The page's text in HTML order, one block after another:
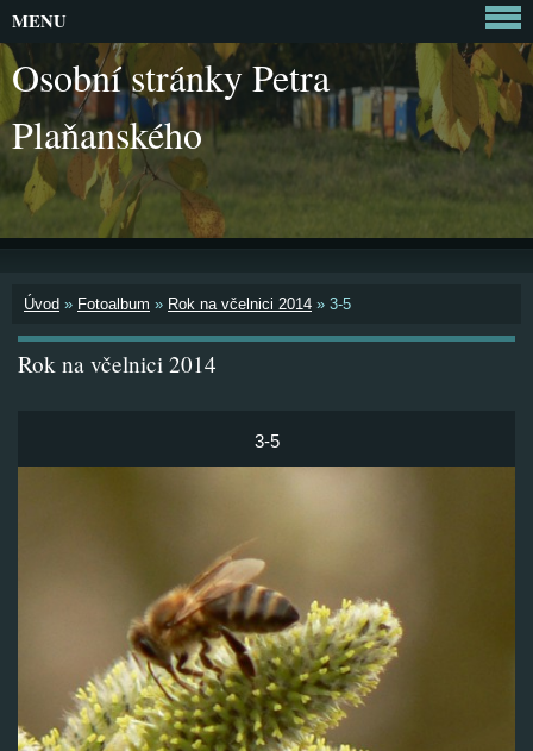
Osobní stránky Petra
Plaňanského
Úvod » Fotoalbum » Rok na včelnici 2014 » 3-5
Rok na včelnici 2014
3-5
MENU